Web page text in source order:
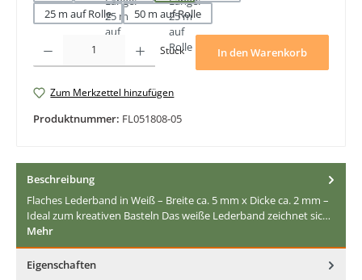
25 m auf Rolle
50 m auf Rolle
Stück In den Warenkorb
Zum Merkzettel hinzufügen
Produktnummer: FL051808-05
Beschreibung
Flaches Lederband in Weiß – Breite ca. 5 mm x Dicke ca. 2 mm –
Ideal zum kreativen Basteln Das weiße Lederband zeichnet sic…
Mehr
Eigenschaften